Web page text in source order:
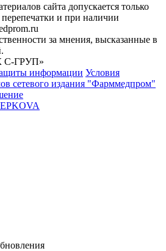
сайта допускается только
и при наличии
за мнения, высказанные в
С-ГРУП»
информации Условия
сетевого издания "Фарммедпром"